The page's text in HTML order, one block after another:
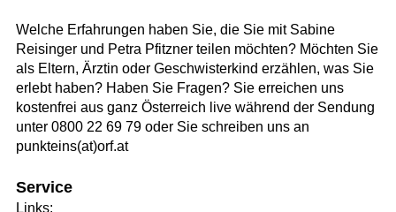
Welche Erfahrungen haben Sie, die Sie mit Sabine
Reisinger und Petra Pfitzner teilen möchten? Möchten Sie
als Eltern, Ärztin oder Geschwisterkind erzählen, was Sie
erlebt haben? Haben Sie Fragen? Sie erreichen uns
kostenfrei aus ganz Österreich live während der Sendung
unter 0800 22 69 79 oder Sie schreiben uns an
punkteins(at)orf.at
Service
Links: